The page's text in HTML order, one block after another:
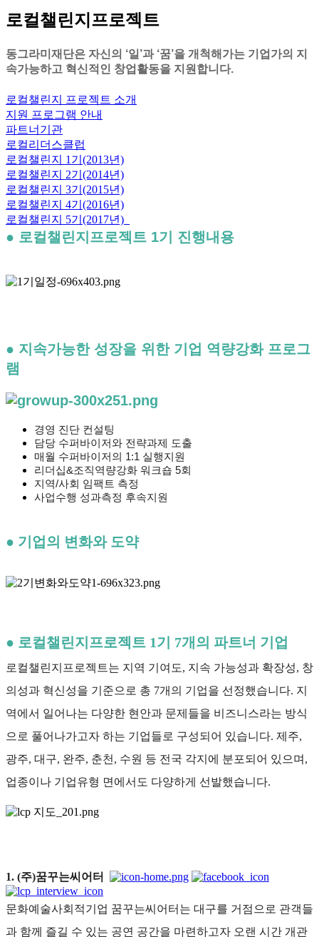
로컬챌린지프로젝트
동그라미재단은 자신의 ‘일’과 ‘꿈’을 개척해가는 기업가의 지
속가능하고 혁신적인 창업활동을 지원합니다.
로컬챌린지 프로젝트 소개
지원 프로그램 안내
파트너기관
로컬리더스클럽
로컬챌린지 1기(2013년)
로컬챌린지 2기(2014년)
로컬챌린지 3기(2015년)
로컬챌린지 4기(2016년)
로컬챌린지 5기(2017년)_
● 로컬챌린지프로젝트 1기 진행내용
● 지속가능한 성장을 위한 기업 역량강화 프로그
램
경영 진단 컨설팅
담당 수퍼바이저와 전략과제 도출
매월 수퍼바이저의 1:1 실행지원
리더십&조직역량강화 워크숍 5회
지역/사회 임팩트 측정
사업수행 성과측정 후속지원
● 기업의 변화와 도약
● 로컬챌린지프로젝트 1기 7개의 파트너 기업
로컬챌린지프로젝트는 지역 기여도, 지속 가능성과 확장성, 창
의성과 혁신성을 기준으로 총 7개의 기업을 선정했습니다. 지
역에서 일어나는 다양한 현안과 문제들을 비즈니스라는 방식
으로 풀어나가고자 하는 기업들로 구성되어 있습니다. 제주,
광주, 대구, 완주, 춘천, 수원 등 전국 각지에 분포되어 있으며,
업종이나 기업유형 면에서도 다양하게 선발했습니다.
1. (주)꿈꾸는씨어터
문화예술사회적기업 꿈꾸는씨어터는 대구를 거점으로 관객들
과 함께 즐길 수 있는 공연 공간을 마련하고자 오랜 시간 개관